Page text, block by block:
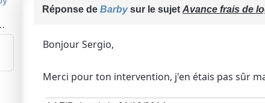
Réponse de Barbysur le sujet Avance frais de
Bonjour Sergio,
Merci pour ton intervention, j'en étais pas sûr